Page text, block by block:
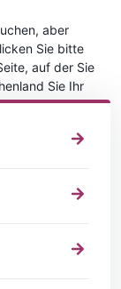
aber
Sie bitte
auf der Sie
Sie Ihr